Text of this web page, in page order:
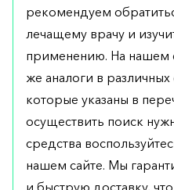
рекомендуем
лечащему врачу и
применению. На нашем
же аналоги в
которые указаны в
осуществить поиск
средства
нашем сайте. Мы